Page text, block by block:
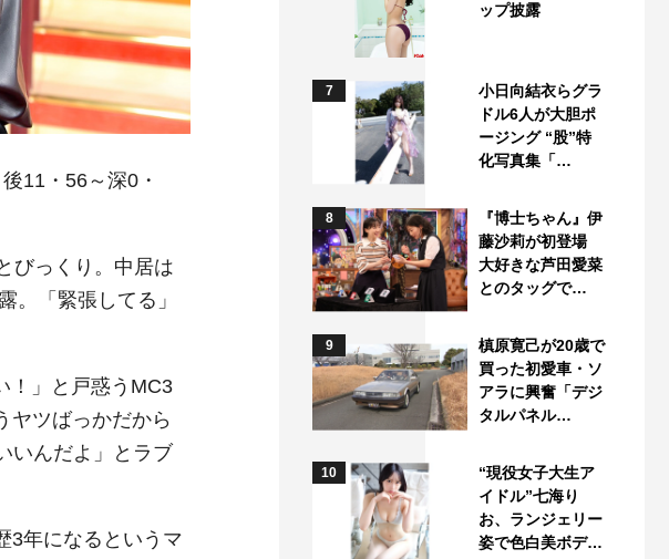
11・56～深0・
びっくり。中居は
。「緊張してる」
！」と戸惑うMC3
ヤツばっかだから
いんだよ」とラブ
3年になるというマ
ップ披露
7
小日向結衣らグラ
ドル6人が大胆ポ
ージング “股”特
化写真集「…
8
『博士ちゃん』伊
藤沙莉が初登場
大好きな芦田愛菜
とのタッグで…
9
槙原寛己が20歳で
買った初愛車・ソ
アラに興奮「デジ
タルパネル…
10
“現役女子大生ア
イドル”七海り
お、ランジェリー
姿で色白美ボデ…